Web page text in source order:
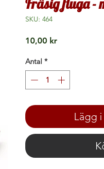
Fräsig fluga -
SKU: 464
10,00 krPris
Antal *
Lägg